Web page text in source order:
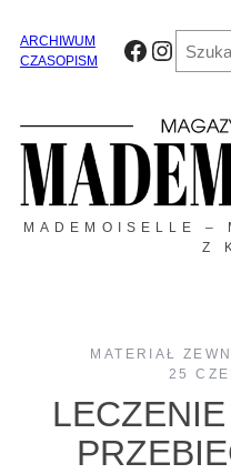
treściARCHIWUM
CZASOPISM
MADEMOISELLE –
Z
MATERIAŁ
25